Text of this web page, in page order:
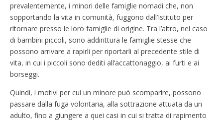
prevalentemente, i minori delle famiglie nomadi che, non
sopportando la vita in comunità, fuggono dall’Istituto per
ritornare presso le loro famiglie di origine. Tra l’altro, nel caso
di bambini piccoli, sono addirittura le famiglie stesse che
possono arrivare a rapirli per riportarli al precedente stile di
vita, in cui i piccoli sono dediti all’accattonaggio, ai furti e ai
borseggi.
Quindi, i motivi per cui un minore può scomparire, possono
passare dalla fuga volontaria, alla sottrazione attuata da un
adulto, fino a giungere a quei casi in cui si tratta di rapimento